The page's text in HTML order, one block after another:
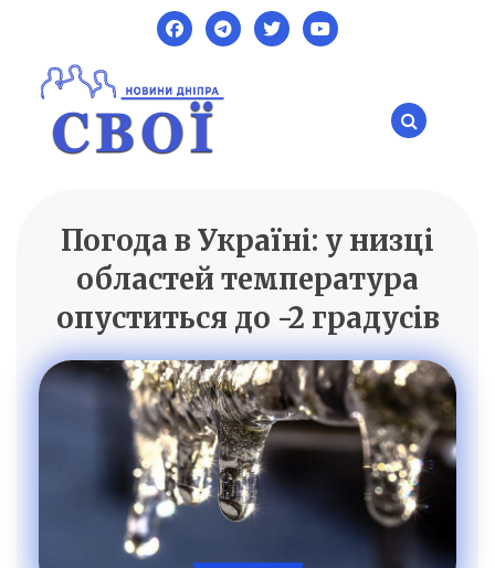
content
SVOI.DP.UA
Новини Дніпра
Погода в Україні: у низці
областей температура
опуститься до -2 градусів